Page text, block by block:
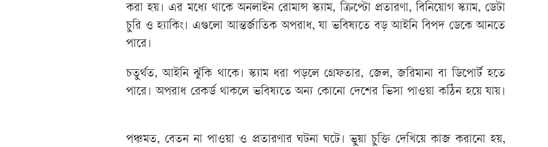
করা হয়। এর মধ্যে থাকে অনলাইন রোমান্স স্ক্যাম, ক্রিপ্টো প্রতারণা, বিনিয়োগ স্ক্যাম, ডেটা
চুরি ও হ্যাকিং। এগুলো আন্তর্জাতিক অপরাধ, যা ভবিষ্যতে বড় আইনি বিপদ ডেকে আনতে
পারে।
চতুর্থত, আইনি ঝুঁকি থাকে। স্ক্যাম ধরা পড়লে গ্রেফতার, জেল, জরিমানা বা ডিপোর্ট হতে
পারে। অপরাধ রেকর্ড থাকলে ভবিষ্যতে অন্য কোনো দেশের ভিসা পাওয়া কঠিন হয়ে যায়।
পঞ্চমত, বেতন না পাওয়া ও প্রতারণার ঘটনা ঘটে। ভুয়া চুক্তি দেখিয়ে কাজ করানো হয়,